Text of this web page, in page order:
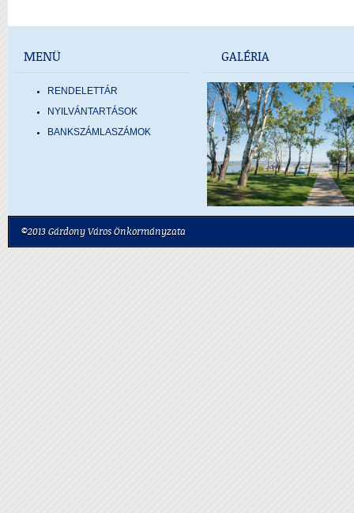
MENÜ
RENDELETTÁR
NYILVÁNTARTÁSOK
BANKSZÁMLASZÁMOK
GALÉRIA
©2013 Gárdony Város Önkormányzata